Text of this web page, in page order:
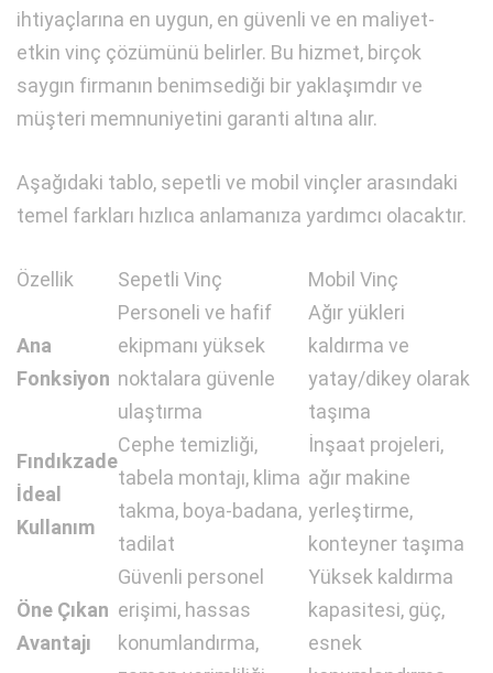
ihtiyaçlarına en uygun, en güvenli ve en maliyet-
etkin vinç çözümünü belirler. Bu hizmet, birçok
saygın firmanın benimsediği bir yaklaşımdır ve
müşteri memnuniyetini garanti altına alır.
Aşağıdaki tablo, sepetli ve mobil vinçler arasındaki
temel farkları hızlıca anlamanıza yardımcı olacaktır.
Özellik Sepetli Vinç Mobil Vinç
Ana
Fonksiyon
Personeli ve hafif
ekipmanı yüksek
noktalara güvenle
ulaştırma
Ağır yükleri
kaldırma ve
yatay/dikey olarak
taşıma
Fındıkzade
İdeal
Kullanım
Cephe temizliği,
tabela montajı, klima
takma, boya-badana,
tadilat
İnşaat projeleri,
ağır makine
yerleştirme,
konteyner taşıma
Öne Çıkan
Avantajı
Güvenli personel
erişimi, hassas
konumlandırma,
Yüksek kaldırma
kapasitesi, güç,
esnek